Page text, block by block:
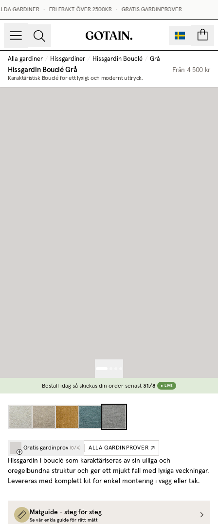
GARDINER FRI FRAKT ÖVER 2500KR GRATIS GARDINPROVER
Alla gardiner / Hissgardiner / Hissgardin Bouclé / Grå
Hissgardin BoucléGrå
Karaktäristisk Bouclé för ett lyxigt och modernt uttryck.
Från 4 500 kr
Beställ idag så skickas din order senast 31/8 LIVE
Gratis gardinprov (0/4) ALLA GARDINPROVER
Hissgardin i bouclé som karaktäriseras av sin ulliga och
oregelbundna struktur och ger ett mjukt fall med lyxiga veckningar.
Levereras med komplett kit för enkel montering i vägg eller tak.
Mätguide - steg för steg
Se vår enkla guide för rätt mått